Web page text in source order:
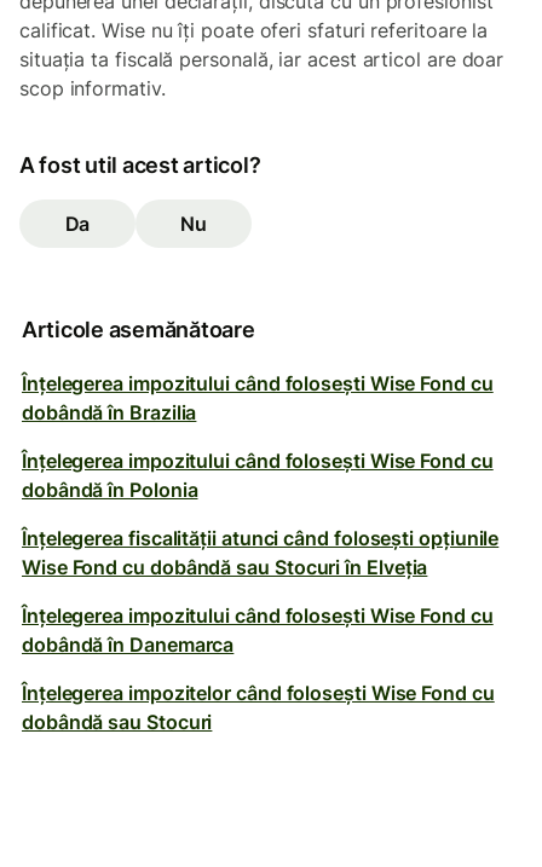
calificat. Wise nu îți poate oferi sfaturi referitoare la
situația ta fiscală personală, iar acest articol are doar
scop informativ.
A fost util acest articol?
Da Nu
Articole asemănătoare
Înțelegerea impozitului când folosești Wise Fond cu
dobândă în Brazilia
Înțelegerea impozitului când folosești Wise Fond cu
dobândă în Polonia
Înțelegerea fiscalității atunci când folosești opțiunile
Wise Fond cu dobândă sau Stocuri în Elveția
Înțelegerea impozitului când folosești Wise Fond cu
dobândă în Danemarca
Înțelegerea impozitelor când folosești Wise Fond cu
dobândă sau Stocuri